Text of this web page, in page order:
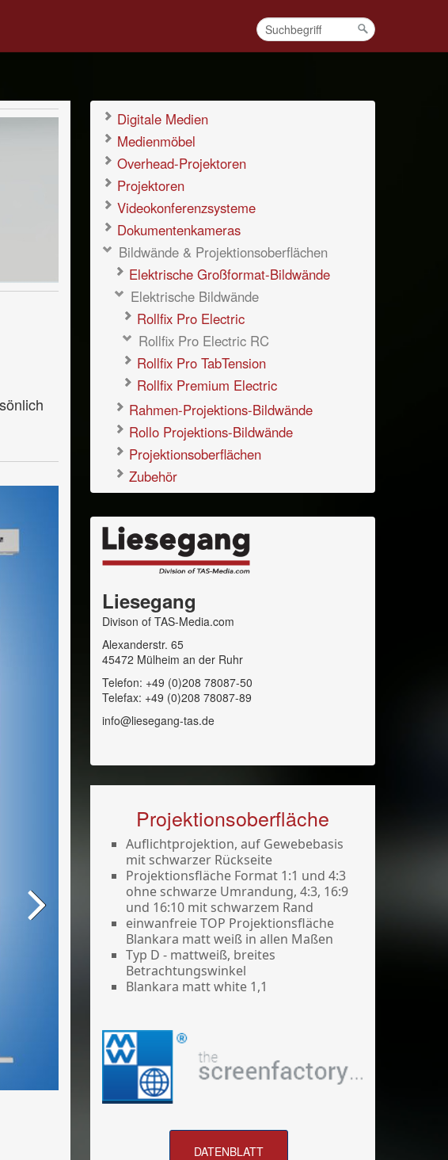
Digitale Medien
Medienmöbel
Overhead-Projektoren
Projektoren
Videokonferenzsysteme
Dokumentenkameras
Bildwände & Projektionsoberflächen
Elektrische Großformat-Bildwände
Elektrische Bildwände
Rollfix Pro Electric
Rollfix Pro Electric RC
Rollfix Pro TabTension
Rollfix Premium Electric
Rahmen-Projektions-Bildwände
Rollo Projektions-Bildwände
Projektionsoberflächen
Zubehör
Liesegang
Divison of TAS-Media.com
Alexanderstr. 65
45472 Mülheim an der Ruhr
Telefon: +49 (0)208 78087-50
Telefax: +49 (0)208 78087-89
info@liesegang-tas.de
Projektionsoberfläche
Auflichtprojektion, auf Gewebebasis
mit schwarzer Rückseite
Projektionsfläche Format 1:1 und 4:3
ohne schwarze Umrandung, 4:3, 16:9
und 16:10 mit schwarzem Rand
einwanfreie TOP Projektionsfläche
Blankara matt weiß in allen Maßen
Typ D - mattweiß, breites
Betrachtungswinkel
Blankara matt white 1,1
DATENBLATT